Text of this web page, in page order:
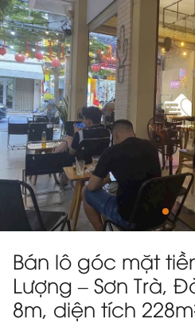
Bán lô góc mặt
Lượng – Sơn Trà,
8m, diện tích